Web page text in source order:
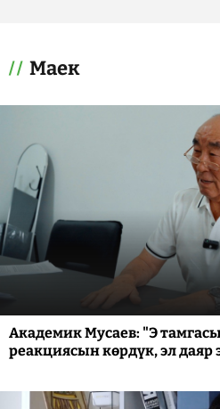
Маек
Академик Мусаев: "Э
реакциясын көрдүк, эл даяр